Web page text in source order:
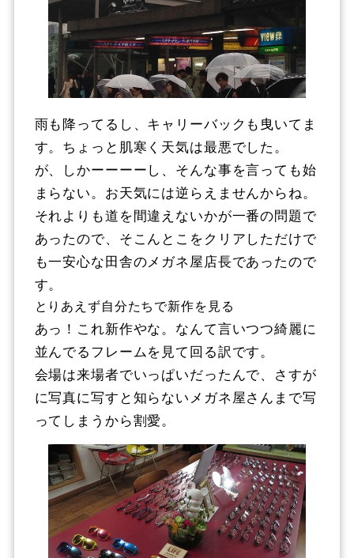
雨も降ってるし、キャリーバックも曳いてま
す。ちょっと肌寒く天気は最悪でした。
が、しかーーーーし、そんな事を言っても始
まらない。お天気には逆らえませんからね。
それよりも道を間違えないかが一番の問題で
あったので、そこんとこをクリアしただけで
も一安心な田舎のメガネ屋店長であったので
す。
とりあえず自分たちで新作を見る
あっ！これ新作やな。なんて言いつつ綺麗に
並んでるフレームを見て回る訳です。
会場は来場者でいっぱいだったんで、さすが
に写真に写すと知らないメガネ屋さんまで写
ってしまうから割愛。